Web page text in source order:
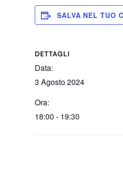
SALVA NEL TUO
DETTAGLI
Data:
3 Agosto 2024
Ora:
18:00 - 19:30